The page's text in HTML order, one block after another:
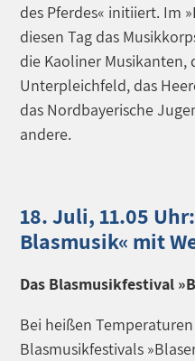
des Pferdes« initiiert. Im
diesen Tag das
die Kaoliner Musikanten,
Unterpleichfeld, das
das Nordbayerische
andere.
18. Juli, 11.05
Blasmusik« mit
Das Blasmusikfestival
Bei heißen
Blasmusikfestivals